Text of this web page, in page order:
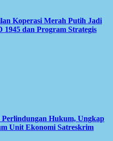
Koperasi Merah Putih Jadi
1945 dan Program Strategis
Hukum, Ungkap
Unit Ekonomi Satreskrim